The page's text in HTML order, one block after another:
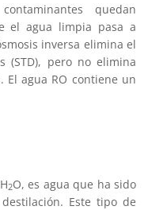
quedan
el agua limpia pasa a
inversa elimina el
(STD), pero no elimina
El agua RO contiene un
2O, es agua que ha sido
Este tipo de